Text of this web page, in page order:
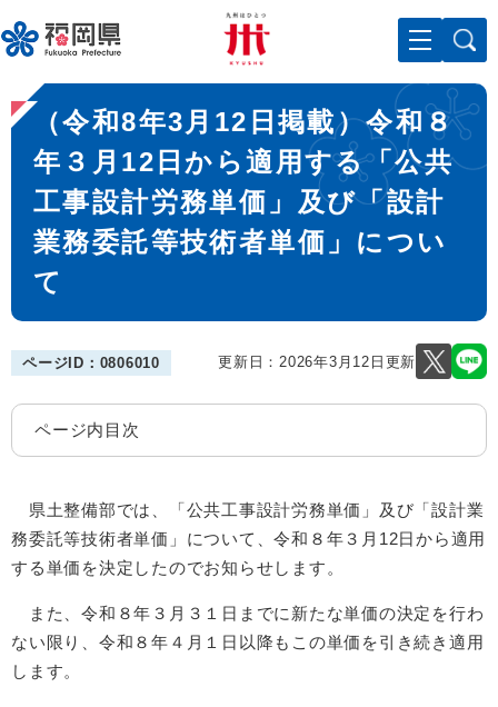
ー
ジ
先
頭
メニューを飛ばして本文へ
本
文
（令和8年3月12日掲載）令和８
年３月12日から適用する「公共
工事設計労務単価」及び「設計
業務委託等技術者単価」につい
て
ページID：0806010 更新日：2026年3月12日更新
ページ内目次
県土整備部では、「公共工事設計労務単価」及び「設計業
務委託等技術者単価」について、令和８年３月12日から適用
する単価を決定したのでお知らせします。
また、令和８年３月３１日までに新たな単価の決定を行わ
ない限り、令和８年４月１日以降もこの単価を引き続き適用
します。